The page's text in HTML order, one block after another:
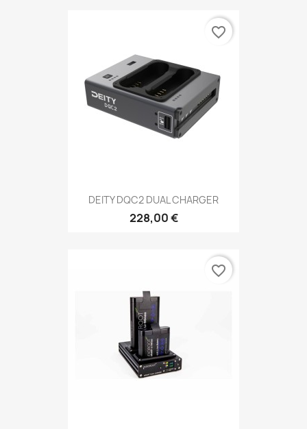
DEITY DQC2 DUAL CHARGER
228,00 €
favorite_border
favorite_border